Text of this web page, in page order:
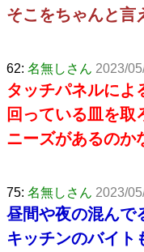
そこをちゃんと言
62: 名無しさん 2023/
タッチパネルによ
回っている皿を取
ニーズがあるのか
75: 名無しさん 2023/
昼間や夜の混んで
キッチンのバイト